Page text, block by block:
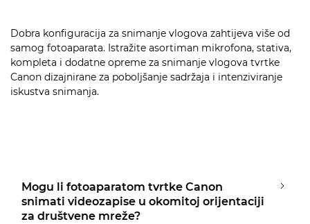
Dobra konfiguracija za snimanje vlogova zahtijeva više od
samog fotoaparata. Istražite asortiman mikrofona, stativa,
kompleta i dodatne opreme za snimanje vlogova tvrtke
Canon dizajnirane za poboljšanje sadržaja i intenziviranje
iskustva snimanja.
Mogu li fotoaparatom tvrtke Canon
snimati videozapise u okomitoj orijentaciji
za društvene mreže?